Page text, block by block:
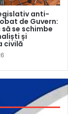
la CEDO
obligă să
secunde
Iurie Sanduța.
materialele.
luni.
anti-
de Guvern:
se schimbe
și
civilă